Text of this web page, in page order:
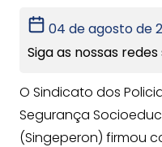
04 de agosto de
Siga as nossas redes
O Sindicato dos
Segurança
(Singeperon) firmou